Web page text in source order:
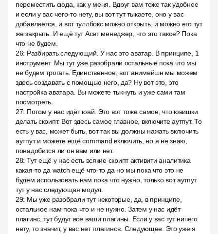
переместить сюда, как у меня. Вдруг вам тоже так удобнее
и если у вас чего-то нету, вы вот тут тыкаете, оно у вас
добавляется, и вот туллбокс можно открыть, и можно его тут
же закрыть. И ещё тут Асет менеджер, что это такое? Пока
что не будем.
26: Разбирать следующий. У нас это аватар. В принципе, 1
инструмент. Мы тут уже разобрали остальные пока что мы
не будем трогать. Единственное, вот анимейшн мы можем
здесь создавать с помощью него, да? Ну вот это, это
настройка аватара. Вы можете тыкнуть и уже сами там
посмотреть.
27: Потом у нас идёт юай. Это вот тоже самое, что ювишки
делать скрипт. Вот здесь самое главное, включите аутпут. То
есть у вас, может быть, вот так вы должны нажать включить
аутпут и можете ещё command включить, но я не знаю,
понадобится ли он вам или нет.
28: Тут ещё у нас есть всякие скрипт активити аналитика
какая-то да watch ещё что-то да но мы пока что это не
будем использовать нам пока что нужно, только вот аутпут
тут у нас следующая модул.
29: Мы уже разобрали тут некоторые, да, в принципе,
остальное нам пока что и не нужно. Затем у нас идёт
плагинс, тут будут все ваши плагины. Если у вас тут ничего
нету, то значит, у вас нет плагинов. Следующее. Это уже я